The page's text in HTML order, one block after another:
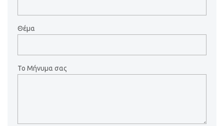
Θέμα
Το Μήνυμα σας